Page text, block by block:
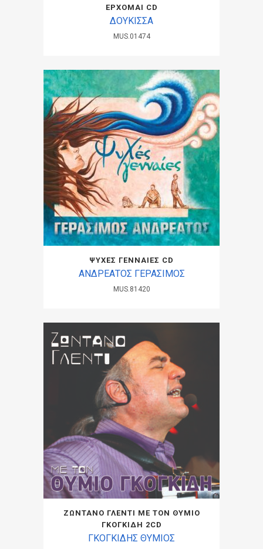
ΕΡΧΟΜΑΙ CD
ΔΟΥΚΙΣΣΑ
MUS.01474
ΨΥΧΕΣ ΓΕΝΝΑΙΕΣ CD
ΑΝΔΡΕΑΤΟΣ ΓΕΡΑΣΙΜΟΣ
MUS.81420
ΖΩΝΤΑΝΟ ΓΛΕΝΤΙ ΜΕ ΤΟΝ ΘΥΜΙΟ
ΓΚΟΓΚΙΔΗ 2CD
ΓΚΟΓΚΙΔΗΣ ΘΥΜΙΟΣ